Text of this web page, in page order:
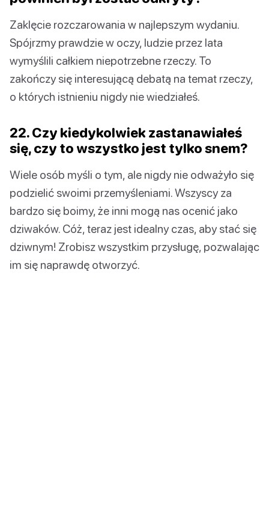
Zaklęcie rozczarowania w najlepszym wydaniu.
Spójrzmy prawdzie w oczy, ludzie przez lata
wymyślili całkiem niepotrzebne rzeczy. To
zakończy się interesującą debatą na temat rzeczy,
o których istnieniu nigdy nie wiedziałeś.
22. Czy kiedykolwiek zastanawiałeś
się, czy to wszystko jest tylko snem?
Wiele osób myśli o tym, ale nigdy nie odważyło się
podzielić swoimi przemyśleniami. Wszyscy za
bardzo się boimy, że inni mogą nas ocenić jako
dziwaków. Cóż, teraz jest idealny czas, aby stać się
dziwnym! Zrobisz wszystkim przysługę, pozwalając
im się naprawdę otworzyć.